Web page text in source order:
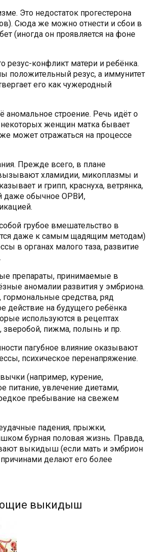
Это недостаток прогестерона
Сюда же можно отнести и сбои в
(иногда он проявляется на фоне
резус-конфликт матери и ребёнка.
положительный резус, а иммунитет
его как чужеродный
аномальное строение. Речь идёт о
женщин матка бывает
может отражаться на процессе
Прежде всего, в плане
хламидии, микоплазмы и
и грипп, краснуха, ветрянка,
даже обычное ОРВИ,
грубое вмешательство в
даже к самым щадящим методам)
в органах малого таза, развитие
препараты, принимаемые в
аномалии развития у эмбриона.
гормональные средства, ряд
действие на будущего ребёнка
используются в рецептах
зверобой, пижма, полынь и пр.
пагубное влияние оказывают
психическое перенапряжение.
(например, курение,
питание, увлечение диетами,
пребывание на свежем
падения, прыжки,
бурная половая жизнь. Правда,
выкидыш (если мать и эмбрион
делают его более
выкидыш